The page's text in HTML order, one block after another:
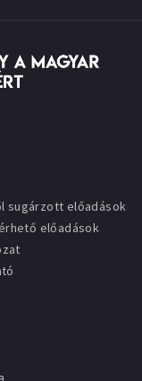
sugárzott előadások
előadások